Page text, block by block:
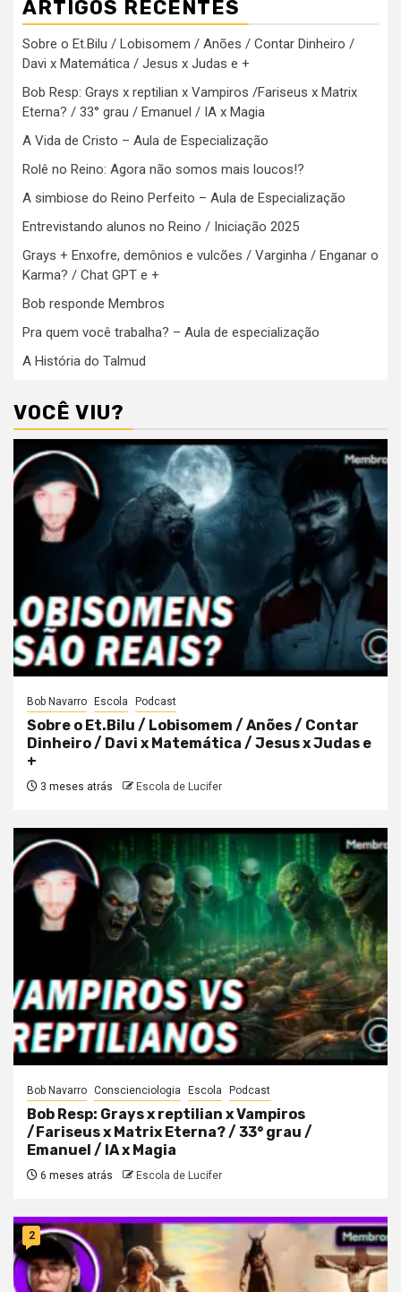
ARTIGOS RECENTES
Sobre o Et.Bilu / Lobisomem / Anões / Contar Dinheiro /
Davi x Matemática / Jesus x Judas e +
Bob Resp: Grays x reptilian x Vampiros /Fariseus x Matrix
Eterna? / 33° grau / Emanuel / IA x Magia
A Vida de Cristo – Aula de Especialização
Rolê no Reino: Agora não somos mais loucos!?
A simbiose do Reino Perfeito – Aula de Especialização
Entrevistando alunos no Reino / Iniciação 2025
Grays + Enxofre, demônios e vulcões / Varginha / Enganar o
Karma? / Chat GPT e +
Bob responde Membros
Pra quem você trabalha? – Aula de especialização
A História do Talmud
VOCÊ VIU?
Bob Navarro Escola Podcast
Sobre o Et.Bilu / Lobisomem / Anões / Contar
Dinheiro / Davi x Matemática / Jesus x Judas e
+
3 meses atrás Escola de Lucifer
Bob Navarro Conscienciologia Escola Podcast
Bob Resp: Grays x reptilian x Vampiros
/Fariseus x Matrix Eterna? / 33° grau /
Emanuel / IA x Magia
6 meses atrás Escola de Lucifer
2